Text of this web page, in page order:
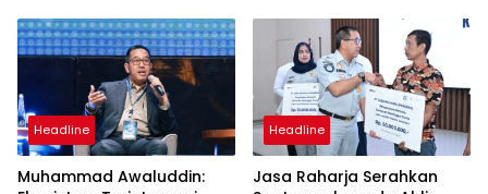
Headline
Muhammad Awaluddin:
Headline
Jasa Raharja Serahkan